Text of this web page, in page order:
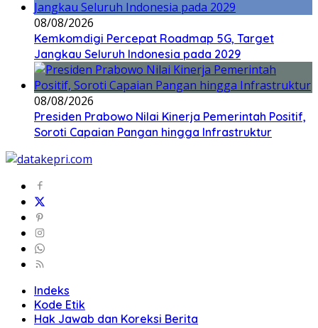
08/08/2026
Kemkomdigi Percepat Roadmap 5G, Target
Jangkau Seluruh Indonesia pada 2029
08/08/2026
Presiden Prabowo Nilai Kinerja Pemerintah Positif,
Soroti Capaian Pangan hingga Infrastruktur
Indeks
Kode Etik
Hak Jawab dan Koreksi Berita